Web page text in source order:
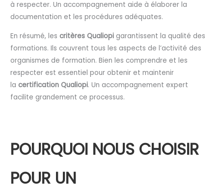
à respecter. Un accompagnement aide à élaborer la
documentation et les procédures adéquates.
En résumé, lescritères Qualiopi garantissent la qualité des
formations. Ils couvrent tous les aspects de l’activité des
organismes de formation. Bien les comprendre et les
respecter est essentiel pour obtenir et maintenir
lacertification Qualiopi. Un accompagnement expert
facilite grandement ce processus.
POURQUOI NOUS CHOISIR
POUR UN